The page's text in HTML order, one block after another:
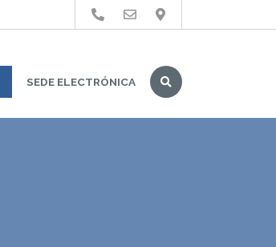
SEDE ELECTRÓNICA
Buscar